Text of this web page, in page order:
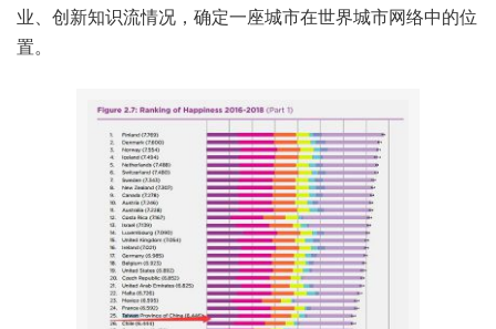
业、创新知识流情况，确定一座城市在世界城市网络中的位
置。